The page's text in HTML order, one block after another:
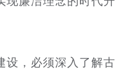
设，必须深入了解古